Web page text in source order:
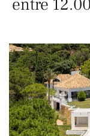
entre